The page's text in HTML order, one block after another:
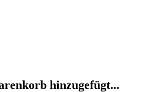
hinzugefügt...